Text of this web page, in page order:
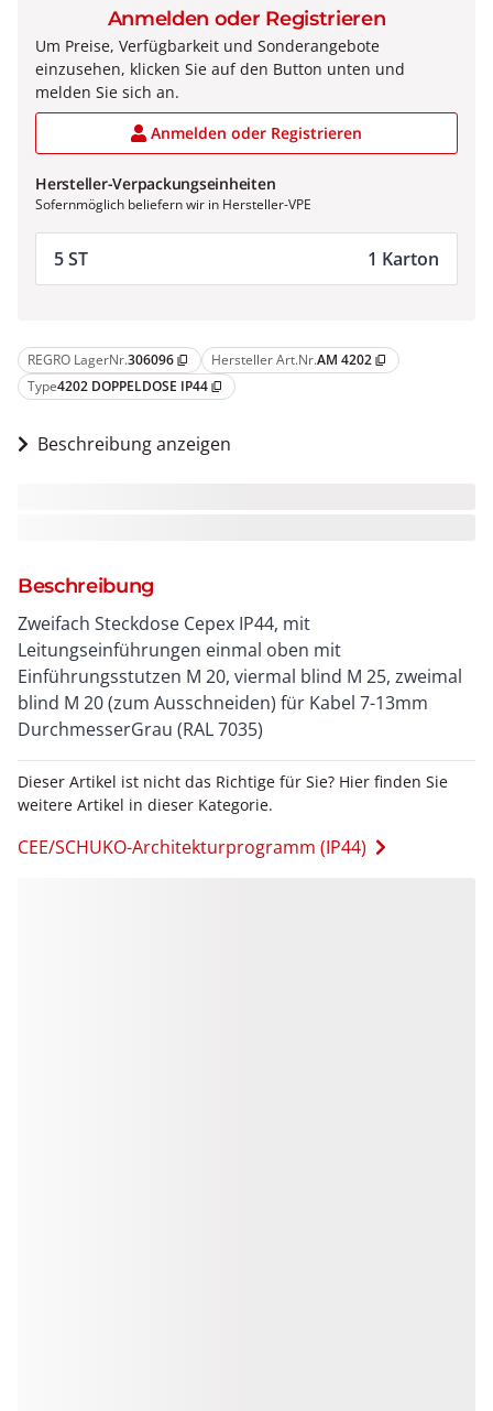
REGRO LagerNr.306096 content_copy Hersteller Art.Nr.AM 4202 content_copy
Type4202 DOPPELDOSE IP44 content_copy
Beschreibung anzeigen
Beschreibung
Zweifach Steckdose Cepex IP44, mit
Leitungseinführungen einmal oben mit
Einführungsstutzen M 20, viermal blind M 25, zweimal
blind M 20 (zum Ausschneiden) für Kabel 7-13mm
DurchmesserGrau (RAL 7035)
Dieser Artikel ist nicht das Richtige für Sie? Hier finden Sie
weitere Artikel in dieser Kategorie.
CEE/SCHUKO-Architekturprogramm (IP44)
Anmelden oder Registrieren
Um Preise, Verfügbarkeit und Sonderangebote
einzusehen, klicken Sie auf den Button unten und
melden Sie sich an.
Anmelden oder Registrieren
Hersteller-Verpackungseinheiten
Sofernmöglich beliefern wir in Hersteller-VPE
5 ST 1 Karton